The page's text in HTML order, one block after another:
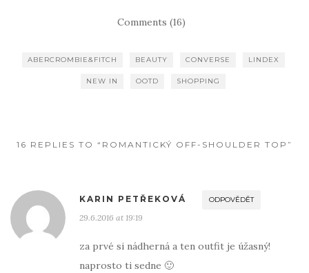
Comments (16)
ABERCROMBIE&FITCH BEAUTY CONVERSE LINDEX
NEW IN OOTD SHOPPING
16 REPLIES TO “ROMANTICKÝ OFF-SHOULDER TOP”
KARIN PETŘEKOVÁ ODPOVĚDĚT
29.6.2016 at 19:19
za prvé si nádherná a ten outfit je úžasný!
naprosto ti sedne 🙂